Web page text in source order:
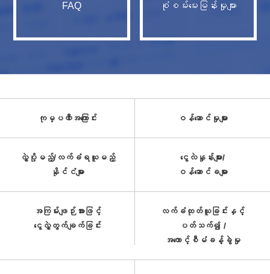
FAQ စုံစမ်းမေးမြန်းမှုများ
ကုမ္ပဏီအကြောင်း ဝန်ဆောင်မှုများ
လွှဲပို့မည့်/လက်ခံရယူမည့်
နိုင်ငံများ
ငွေလဲနှုန်းများ/
ဝန်ဆောင်ခများ
အကြမ်းဖျဉ်းအားဖြင့်
ငွေလွှဲတွက်ချက်ခြင်း
လက်ခံထုတ်ယူခြင်းနှင့်
ပတ်သက်၍ /
အကောင့်စီမံခန့်ခွဲမှု